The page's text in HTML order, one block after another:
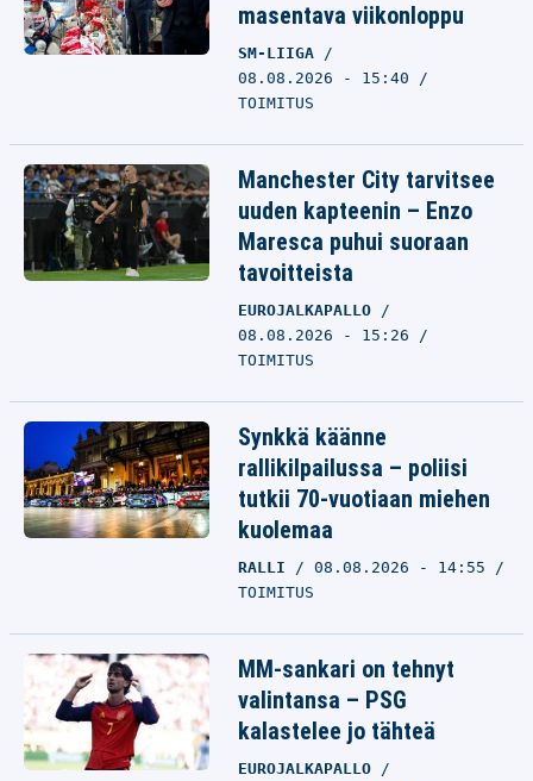
masentava viikonloppu
SM-LIIGA
08.08.2026 - 15:40
TOIMITUS
Manchester City tarvitsee
uuden kapteenin – Enzo
Maresca puhui suoraan
tavoitteista
EUROJALKAPALLO
08.08.2026 - 15:26
TOIMITUS
Synkkä käänne
rallikilpailussa – poliisi
tutkii 70-vuotiaan miehen
kuolemaa
RALLI
08.08.2026 - 14:55
TOIMITUS
MM-sankari on tehnyt
valintansa – PSG
kalastelee jo tähteä
EUROJALKAPALLO